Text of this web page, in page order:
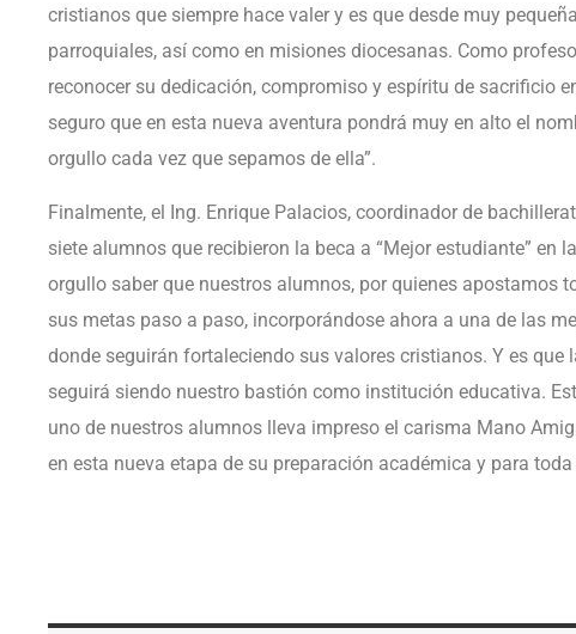
cristianos que siempre hace valer y es que desde muy
parroquiales, así como en misiones diocesanas. Como
reconocer su dedicación, compromiso y espíritu de sacrificio
seguro que en esta nueva aventura pondrá muy en alto el
orgullo cada vez que sepamos de ella”.
Finalmente, el Ing. Enrique Palacios, coordinador de
siete alumnos que recibieron la beca a “Mejor estudiante” en
orgullo saber que nuestros alumnos, por quienes apostamos
sus metas paso a paso, incorporándose ahora a una de las
donde seguirán fortaleciendo sus valores cristianos. Y es que
seguirá siendo nuestro bastión como institución educativa.
uno de nuestros alumnos lleva impreso el carisma Mano
en esta nueva etapa de su preparación académica y para toda